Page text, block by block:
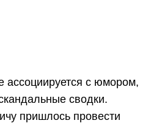
ассоциируется с юмором,
сводки.
пришлось провести